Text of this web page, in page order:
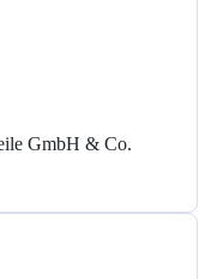
GmbH & Co.